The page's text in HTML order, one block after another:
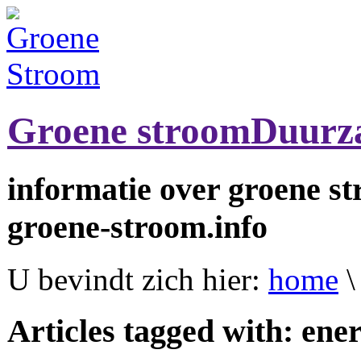
Groene stroom
informatie over groene
groene-stroom.info
U bevindt zich hier: home \
Articles tagged with: